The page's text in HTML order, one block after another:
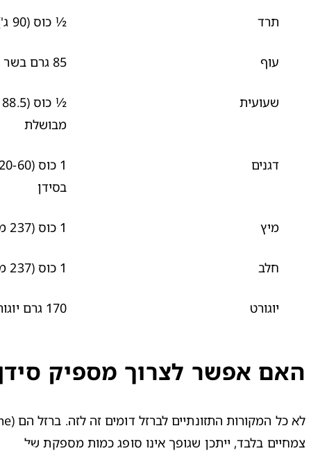
תרד ½ כוס (90 ג') תרד מבושל
עוף 85 גרם בשר
שעועית
מבושלת
דגנים
בסידן
מיץ 1 כוס (237 מ"ל) מיץ מועשר בסידן
חלב 1 כוס (237 מ"ל) חלב רזה
יוגורט 170 גרם
האם אפשר לצרוך מספיק סידן